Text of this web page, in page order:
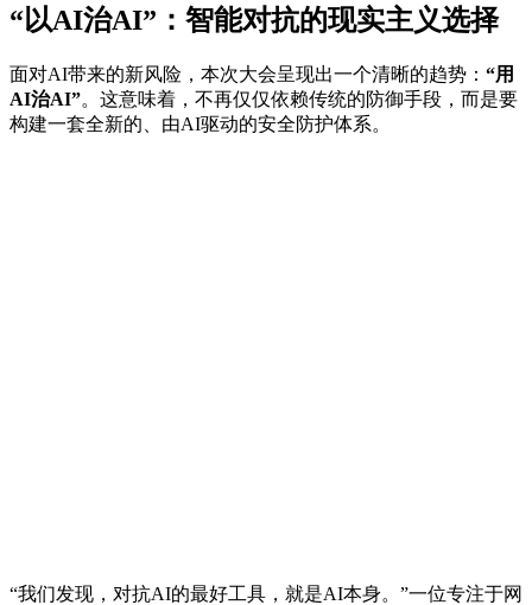
“以AI治AI”：智能对抗的现实主义选择
面对AI带来的新风险，本次大会呈现出一个清晰的趋势： “用
AI治AI”。这意味着，不再仅仅依赖传统的防御手段，而是要
构建一套全新的、由AI驱动的安全防护体系。
“我们发现，对抗AI的最好工具，就是AI本身。”一位专注于网